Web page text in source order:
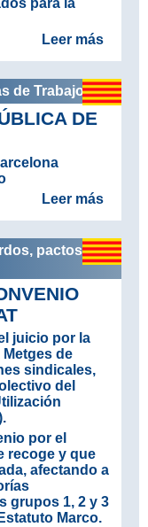
para la
Leer más
de Trabajo
DE
Leer más
pactos y
juicio por la
de
sindicales,
del
por el
recoge y que
afectando a
grupos 1, 2 y 3
Marco.